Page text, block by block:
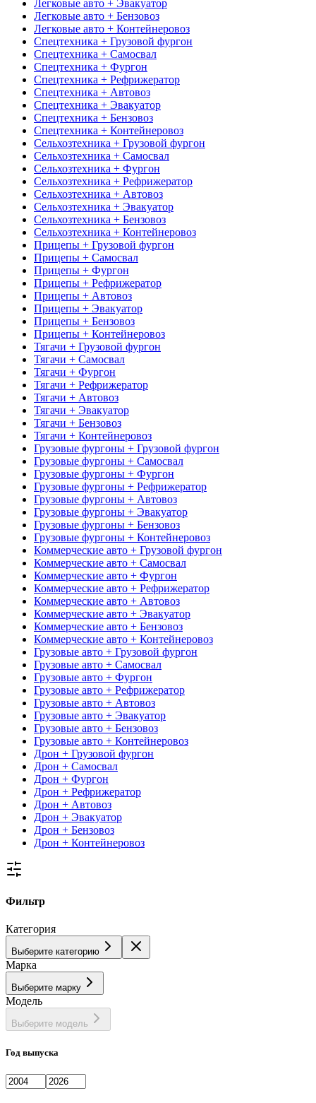
Легковые авто + Эвакуатор
Легковые авто + Бензовоз
Легковые авто + Контейнеровоз
Спецтехника + Грузовой фургон
Спецтехника + Самосвал
Спецтехника + Фургон
Спецтехника + Рефрижератор
Спецтехника + Автовоз
Спецтехника + Эвакуатор
Спецтехника + Бензовоз
Спецтехника + Контейнеровоз
Сельхозтехника + Грузовой фургон
Сельхозтехника + Самосвал
Сельхозтехника + Фургон
Сельхозтехника + Рефрижератор
Сельхозтехника + Автовоз
Сельхозтехника + Эвакуатор
Сельхозтехника + Бензовоз
Сельхозтехника + Контейнеровоз
Прицепы + Грузовой фургон
Прицепы + Самосвал
Прицепы + Фургон
Прицепы + Рефрижератор
Прицепы + Автовоз
Прицепы + Эвакуатор
Прицепы + Бензовоз
Прицепы + Контейнеровоз
Тягачи + Грузовой фургон
Тягачи + Самосвал
Тягачи + Фургон
Тягачи + Рефрижератор
Тягачи + Автовоз
Тягачи + Эвакуатор
Тягачи + Бензовоз
Тягачи + Контейнеровоз
Грузовые фургоны + Грузовой фургон
Грузовые фургоны + Самосвал
Грузовые фургоны + Фургон
Грузовые фургоны + Рефрижератор
Грузовые фургоны + Автовоз
Грузовые фургоны + Эвакуатор
Грузовые фургоны + Бензовоз
Грузовые фургоны + Контейнеровоз
Коммерческие авто + Грузовой фургон
Коммерческие авто + Самосвал
Коммерческие авто + Фургон
Коммерческие авто + Рефрижератор
Коммерческие авто + Автовоз
Коммерческие авто + Эвакуатор
Коммерческие авто + Бензовоз
Коммерческие авто + Контейнеровоз
Грузовые авто + Грузовой фургон
Грузовые авто + Самосвал
Грузовые авто + Фургон
Грузовые авто + Рефрижератор
Грузовые авто + Автовоз
Грузовые авто + Эвакуатор
Грузовые авто + Бензовоз
Грузовые авто + Контейнеровоз
Дрон + Грузовой фургон
Дрон + Самосвал
Дрон + Фургон
Дрон + Рефрижератор
Дрон + Автовоз
Дрон + Эвакуатор
Дрон + Бензовоз
Дрон + Контейнеровоз
Фильтр
Категория
Выберите категорию
Марка
Выберите марку
Модель
Выберите модель
Год выпуска